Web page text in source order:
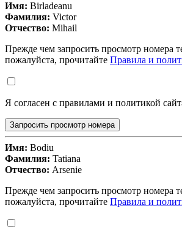
Имя: Birladeanu
Фамилия: Victor
Отчество: Mihail
Прежде чем запросить просмотр номера
пожалуйста, прочитайте Правила и
Я согласен с правилами и политикой
Запросить просмотр номера
Имя: Bodiu
Фамилия: Tatiana
Отчество: Arsenie
Прежде чем запросить просмотр номера
пожалуйста, прочитайте Правила и